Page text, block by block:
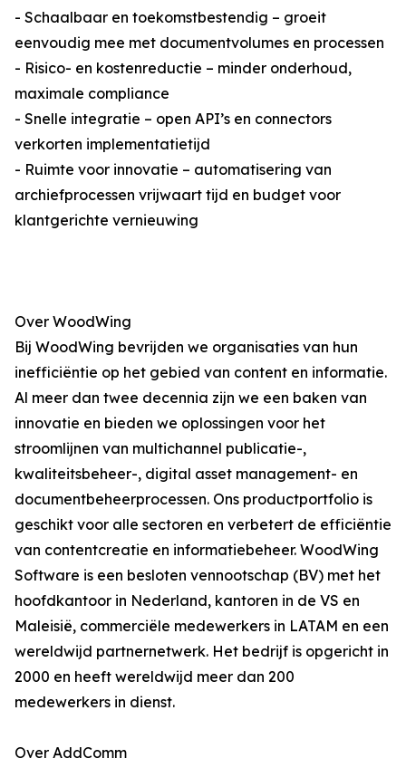
- Schaalbaar en toekomstbestendig – groeit
eenvoudig mee met documentvolumes en processen
- Risico- en kostenreductie – minder onderhoud,
maximale compliance
- Snelle integratie – open API’s en connectors
verkorten implementatietijd
- Ruimte voor innovatie – automatisering van
archiefprocessen vrijwaart tijd en budget voor
klantgerichte vernieuwing
Over WoodWing
Bij WoodWing bevrijden we organisaties van hun
inefficiëntie op het gebied van content en informatie.
Al meer dan twee decennia zijn we een baken van
innovatie en bieden we oplossingen voor het
stroomlijnen van multichannel publicatie-,
kwaliteitsbeheer-, digital asset management- en
documentbeheerprocessen. Ons productportfolio is
geschikt voor alle sectoren en verbetert de efficiëntie
van contentcreatie en informatiebeheer. WoodWing
Software is een besloten vennootschap (BV) met het
hoofdkantoor in Nederland, kantoren in de VS en
Maleisië, commerciële medewerkers in LATAM en een
wereldwijd partnernetwerk. Het bedrijf is opgericht in
2000 en heeft wereldwijd meer dan 200
medewerkers in dienst.
Over AddComm